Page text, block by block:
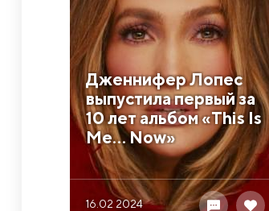
Дженнифер Лопес
выпустила первый за
10 лет альбом «This Is
Me… Now»
16.02 2024